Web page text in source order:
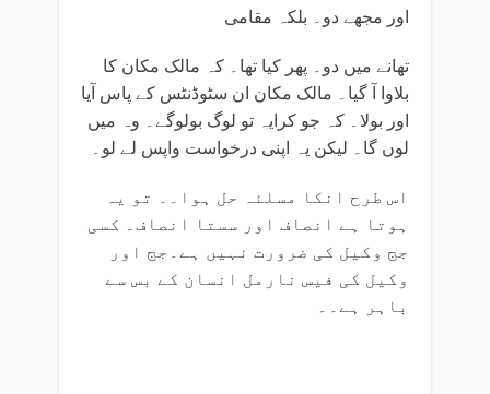
اور مجھے دو۔ بلکہ مقامی
تھانے میں دو۔ پھر کیا تھا۔ کہ مالک مکان کا
بلاوا آ گیا۔ مالک مکان ان سٹوڈنٹس کے پاس آیا
اور بولا۔ کہ جو کرایہ تو لوگ بولوگے۔ وہ میں
لوں گا۔ لیکن یہ اپنی درخواست واپس لے لو۔
اس طرح انکا مسلئہ حل ہوا۔۔ تو یہ
ہوتا ہے انصاف اور سستا انصاف۔ کسی
جج وکیل کی ضرورت نہیں ہے۔جج اور
وکیل کی فیس نارمل انسان کے بس سے
باہر ہے۔۔